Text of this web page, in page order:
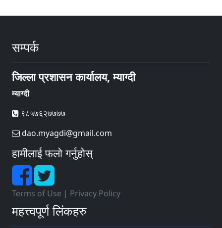
सम्पर्क
जिल्ला प्रशासन कार्यालय, म्याग्दी
म्याग्दी
९८५७६२७७७७
dao.myagdi@gmail.com
हामीलाई फलो गर्नुहोस्
Terms of Use | Privacy Policy
महत्त्वपूर्ण लिंकहरु